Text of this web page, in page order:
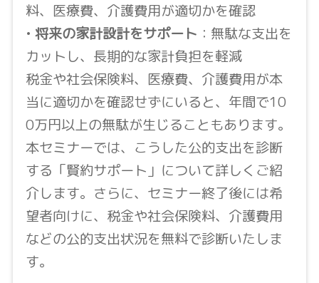
料、医療費、介護費用が適切かを確認
• 将来の家計設計をサポート ：無駄な支出を
カットし、長期的な家計負担を軽減
税金や社会保険料、医療費、介護費用が本
当に適切かを確認せずにいると、年間で10
0万円以上の無駄が生じることもあります。
本セミナーでは、こうした公的支出を診断
する「賢約サポート」について詳しくご紹
介します。さらに、セミナー終了後には希
望者向けに、税金や社会保険料、介護費用
などの公的支出状況を無料で診断いたしま
す。